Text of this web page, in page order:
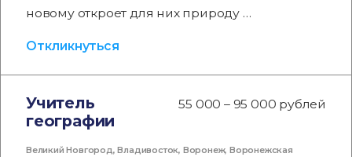
новому откроет для них природу …
Откликнуться
Учитель
географии
55 000 – 95 000 рублей
Великий Новгород,Владивосток, Воронеж,Воронежская